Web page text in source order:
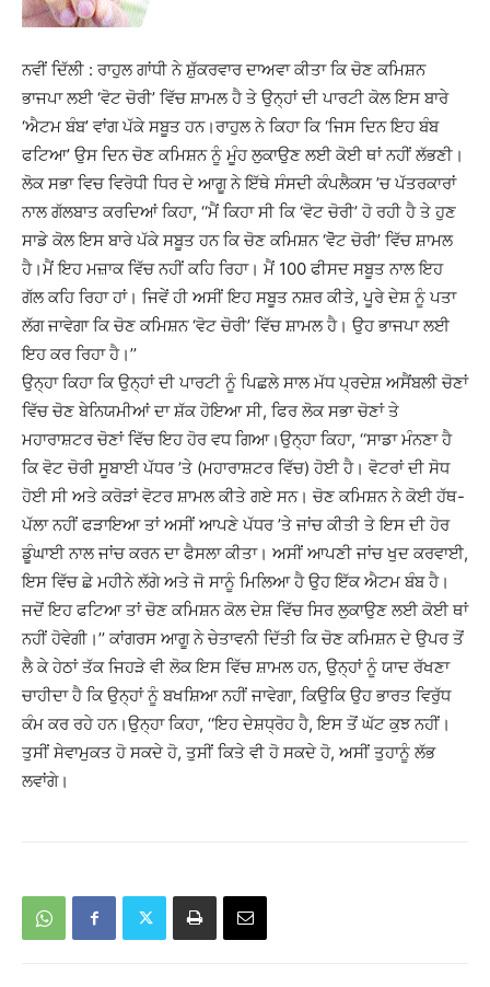
ਨਵੀਂ ਦਿੱਲੀ : ਰਾਹੁਲ ਗਾਂਧੀ ਨੇ ਸ਼ੁੱਕਰਵਾਰ ਦਾਅਵਾ ਕੀਤਾ ਕਿ ਚੋਣ ਕਮਿਸ਼ਨ
ਭਾਜਪਾ ਲਈ ‘ਵੋਟ ਚੋਰੀ’ ਵਿੱਚ ਸ਼ਾਮਲ ਹੈ ਤੇ ਉਨ੍ਹਾਂ ਦੀ ਪਾਰਟੀ ਕੋਲ ਇਸ ਬਾਰੇ
‘ਐਟਮ ਬੰਬ’ ਵਾਂਗ ਪੱਕੇ ਸਬੂਤ ਹਨ।ਰਾਹੁਲ ਨੇ ਕਿਹਾ ਕਿ ‘ਜਿਸ ਦਿਨ ਇਹ ਬੰਬ
ਫਟਿਆ’ ਉਸ ਦਿਨ ਚੋਣ ਕਮਿਸ਼ਨ ਨੂੰ ਮੂੰਹ ਲੁਕਾਉਣ ਲਈ ਕੋਈ ਥਾਂ ਨਹੀਂ ਲੱਭਣੀ।
ਲੋਕ ਸਭਾ ਵਿਚ ਵਿਰੋਧੀ ਧਿਰ ਦੇ ਆਗੂ ਨੇ ਇੱਥੇ ਸੰਸਦੀ ਕੰਪਲੈਕਸ ’ਚ ਪੱਤਰਕਾਰਾਂ
ਨਾਲ ਗੱਲਬਾਤ ਕਰਦਿਆਂ ਕਿਹਾ, ‘‘ਮੈਂ ਕਿਹਾ ਸੀ ਕਿ ‘ਵੋਟ ਚੋਰੀ’ ਹੋ ਰਹੀ ਹੈ ਤੇ ਹੁਣ
ਸਾਡੇ ਕੋਲ ਇਸ ਬਾਰੇ ਪੱਕੇ ਸਬੂਤ ਹਨ ਕਿ ਚੋਣ ਕਮਿਸ਼ਨ ‘ਵੋੋਟ ਚੋਰੀ’ ਵਿੱਚ ਸ਼ਾਮਲ
ਹੈ।ਮੈਂ ਇਹ ਮਜ਼ਾਕ ਵਿੱਚ ਨਹੀਂ ਕਹਿ ਰਿਹਾ। ਮੈਂ 100 ਫੀਸਦ ਸਬੂਤ ਨਾਲ ਇਹ
ਗੱਲ ਕਹਿ ਰਿਹਾ ਹਾਂ। ਜਿਵੇਂ ਹੀ ਅਸੀਂ ਇਹ ਸਬੂਤ ਨਸ਼ਰ ਕੀਤੇ, ਪੂਰੇ ਦੇਸ਼ ਨੂੰ ਪਤਾ
ਲੱਗ ਜਾਵੇਗਾ ਕਿ ਚੋਣ ਕਮਿਸ਼ਨ ‘ਵੋਟ ਚੋਰੀ’ ਵਿੱਚ ਸ਼ਾਮਲ ਹੈ। ਉਹ ਭਾਜਪਾ ਲਈ
ਇਹ ਕਰ ਰਿਹਾ ਹੈ।’’
ਉਨ੍ਹਾ ਕਿਹਾ ਕਿ ਉਨ੍ਹਾਂ ਦੀ ਪਾਰਟੀ ਨੂੰ ਪਿਛਲੇ ਸਾਲ ਮੱਧ ਪ੍ਰਦੇਸ਼ ਅਸੈਂਬਲੀ ਚੋਣਾਂ
ਵਿੱਚ ਚੋਣ ਬੇਨਿਯਮੀਆਂ ਦਾ ਸ਼ੱਕ ਹੋਇਆ ਸੀ, ਫਿਰ ਲੋਕ ਸਭਾ ਚੋਣਾਂ ਤੇ
ਮਹਾਰਾਸ਼ਟਰ ਚੋਣਾਂ ਵਿੱਚ ਇਹ ਹੋਰ ਵਧ ਗਿਆ।ਉਨ੍ਹਾ ਕਿਹਾ, ‘‘ਸਾਡਾ ਮੰਨਣਾ ਹੈ
ਕਿ ਵੋਟ ਚੋਰੀ ਸੂਬਾਈ ਪੱਧਰ ’ਤੇ (ਮਹਾਰਾਸ਼ਟਰ ਵਿੱਚ) ਹੋਈ ਹੈ। ਵੋਟਰਾਂ ਦੀ ਸੋਧ
ਹੋਈ ਸੀ ਅਤੇ ਕਰੋੜਾਂ ਵੋਟਰ ਸ਼ਾਮਲ ਕੀਤੇ ਗਏ ਸਨ। ਚੋਣ ਕਮਿਸ਼ਨ ਨੇ ਕੋਈ ਹੱਥ-
ਪੱਲਾ ਨਹੀਂ ਫੜਾਇਆ ਤਾਂ ਅਸੀਂ ਆਪਣੇ ਪੱਧਰ ’ਤੇ ਜਾਂਚ ਕੀਤੀ ਤੇ ਇਸ ਦੀ ਹੋਰ
ਡੂੰਘਾਈ ਨਾਲ ਜਾਂਚ ਕਰਨ ਦਾ ਫੈਸਲਾ ਕੀਤਾ। ਅਸੀਂ ਆਪਣੀ ਜਾਂਚ ਖੁਦ ਕਰਵਾਈ,
ਇਸ ਵਿੱਚ ਛੇ ਮਹੀਨੇ ਲੱਗੇ ਅਤੇ ਜੋ ਸਾਨੂੰ ਮਿਲਿਆ ਹੈ ਉਹ ਇੱਕ ਐਟਮ ਬੰਬ ਹੈ।
ਜਦੋਂ ਇਹ ਫਟਿਆ ਤਾਂ ਚੋਣ ਕਮਿਸ਼ਨ ਕੋਲ ਦੇਸ਼ ਵਿੱਚ ਸਿਰ ਲੁਕਾਉਣ ਲਈ ਕੋਈ ਥਾਂ
ਨਹੀਂ ਹੋਵੇਗੀ।’’ ਕਾਂਗਰਸ ਆਗੂ ਨੇ ਚੇਤਾਵਨੀ ਦਿੱਤੀ ਕਿ ਚੋਣ ਕਮਿਸ਼ਨ ਦੇ ਉਪਰ ਤੋਂ
ਲੈ ਕੇ ਹੇਠਾਂ ਤੱਕ ਜਿਹੜੇ ਵੀ ਲੋਕ ਇਸ ਵਿੱਚ ਸ਼ਾਮਲ ਹਨ, ਉਨ੍ਹਾਂ ਨੂੰ ਯਾਦ ਰੱਖਣਾ
ਚਾਹੀਦਾ ਹੈ ਕਿ ਉਨ੍ਹਾਂ ਨੂੰ ਬਖਸ਼ਿਆ ਨਹੀਂ ਜਾਵੇਗਾ, ਕਿਉਕਿ ਉਹ ਭਾਰਤ ਵਿਰੁੱਧ
ਕੰਮ ਕਰ ਰਹੇ ਹਨ।ਉਨ੍ਹਾ ਕਿਹਾ, ‘‘ਇਹ ਦੇਸ਼ਧ੍ਰੋਹ ਹੈ, ਇਸ ਤੋਂ ਘੱਟ ਕੁਝ ਨਹੀਂ।
ਤੁਸੀਂ ਸੇਵਾਮੁਕਤ ਹੋ ਸਕਦੇ ਹੋ, ਤੁਸੀਂ ਕਿਤੇ ਵੀ ਹੋ ਸਕਦੇ ਹੋ, ਅਸੀਂ ਤੁਹਾਨੂੰ ਲੱਭ
ਲਵਾਂਗੇ।